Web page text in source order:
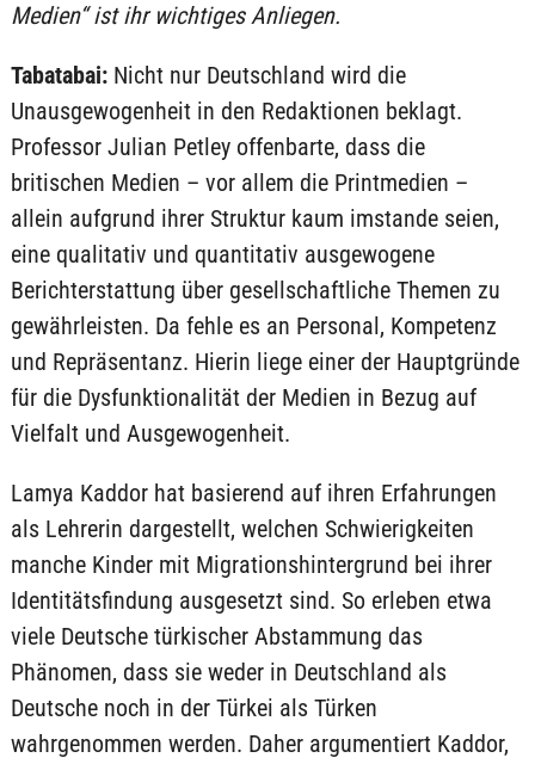
Medien“ ist ihr wichtiges Anliegen.
Tabatabai:Nicht nur Deutschland wird die
Unausgewogenheit in den Redaktionen beklagt.
Professor Julian Petley offenbarte, dass die
britischen Medien – vor allem die Printmedien –
allein aufgrund ihrer Struktur kaum imstande seien,
eine qualitativ und quantitativ ausgewogene
Berichterstattung über gesellschaftliche Themen zu
gewährleisten. Da fehle es an Personal, Kompetenz
und Repräsentanz. Hierin liege einer der Hauptgründe
für die Dysfunktionalität der Medien in Bezug auf
Vielfalt und Ausgewogenheit.
Lamya Kaddor hat basierend auf ihren Erfahrungen
als Lehrerin dargestellt, welchen Schwierigkeiten
manche Kinder mit Migrationshintergrund bei ihrer
Identitätsfindung ausgesetzt sind. So erleben etwa
viele Deutsche türkischer Abstammung das
Phänomen, dass sie weder in Deutschland als
Deutsche noch in der Türkei als Türken
wahrgenommen werden. Daher argumentiert Kaddor,